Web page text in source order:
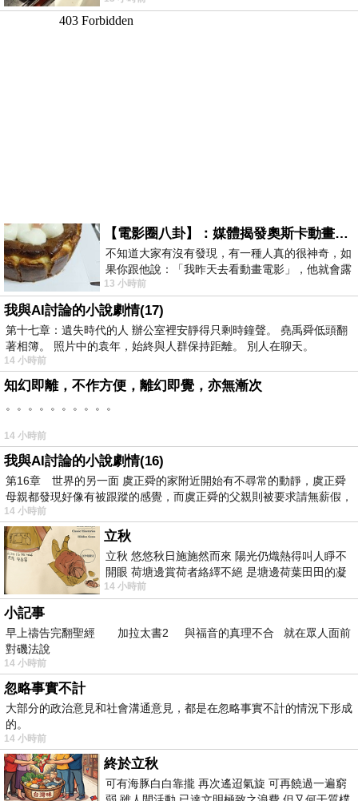
【電影圈八卦】：媒體揭發奧斯卡動畫項目投票醜聞！好萊塢為什麼看不起動畫電影？
不知道大家有沒有發現，有一種人真的很神奇，如
果你跟他說：「我昨天去看動畫電影」，他就會露
出一種慈祥的微笑，然後問你是不是陪小
13 小時前
我與AI討論的小說劇情(17)
第十七章：遺失時代的人 辦公室裡安靜得只剩時鐘聲。 堯禹舜低頭翻
著相簿。 照片中的袁年，始終與人群保持距離。 別人在聊天。
14 小時前
知幻即離，不作方便，離幻即覺，亦無漸次
。。。。。。。。。。
14 小時前
我與AI討論的小說劇情(16)
第16章 世界的另一面 虞正舜的家附近開始有不尋常的動靜，虞正舜
母親都發現好像有被跟蹤的感覺，而虞正舜的父親則被要求請無薪假，
14 小時前
立秋
立秋 悠悠秋日施施然而來 陽光仍熾熱得叫人睜不
開眼 荷塘邊賞荷者絡繹不絕 是塘邊荷葉田田的凝
望 風中飄逸的是映日荷花別樣紅
14 小時前
小記事
早上禱告完翻聖經 加拉太書2 與福音的真理不合 就在眾人面前
對磯法說
14 小時前
忽略事實不計
大部分的政治意見和社會溝通意見，都是在忽略事實不計的情況下形成
的。
14 小時前
終於立秋
可有海豚白白靠攏 再次遙迢氣旋 可再饒過一遍窮